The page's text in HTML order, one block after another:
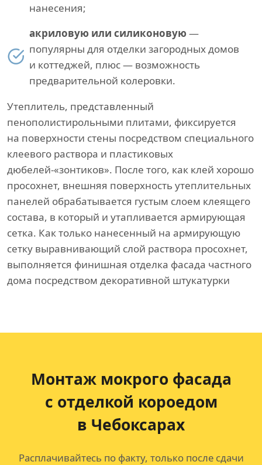
нанесения;
акриловую или силиконовую —
популярны для отделки загородных домов
и коттеджей, плюс — возможность
предварительной колеровки.
Утеплитель, представленный
пенополистирольными плитами, фиксируется
на поверхности стены посредством специального
клеевого раствора и пластиковых
дюбелей-«зонтиков». После того, как клей хорошо
просохнет, внешняя поверхность утеплительных
панелей обрабатывается густым слоем клеящего
состава, в который и утапливается армирующая
сетка. Как только нанесенный на армирующую
сетку выравнивающий слой раствора просохнет,
выполняется финишная отделка фасада частного
дома посредством декоративной штукатурки
Монтаж мокрого фасада
с отделкой короедом
в Чебоксарах
Расплачивайтесь по факту, только после сдачи